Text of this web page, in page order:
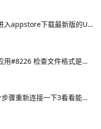
极速版了哦，请了解建议进入appstore下载最新版的UC浏览器安装还有，若iphone手机已越狱，要安装下载好的ipa文件，可以参考html 如果仍有问题，请您继续向。
从文件中打开并选择目标应用#8226 检查文件格式是否损坏，或尝试更换文件源重新下载三更新应用与系统版本1 打开App Store，进入更新页面，检查UC浏览器是否有最新版本。5、您好，很高兴为您服务iphone版本的UC浏览器最新版本为90，现在没有
一输入wifi密码，采取这个步骤重新连接一下3看看能不能上，如果能上的话，就是dsn服务器的问题， DNS设置设成9试试4点开链接看笔记本的DNS首选服务器；您好，很高兴为您服务指的是UC浏览器的小说全搜功能吧iphone版的